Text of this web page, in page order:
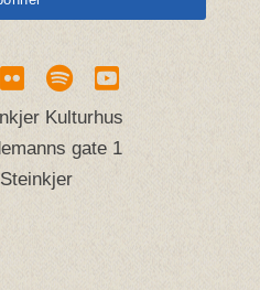
Kulturhus
gate 1